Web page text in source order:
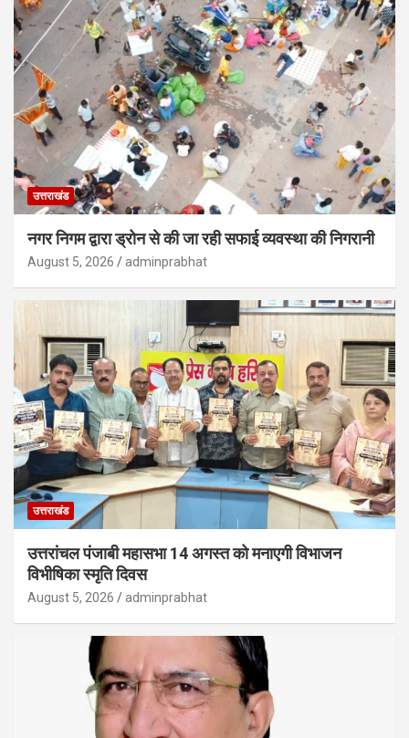
उत्तराखंड
नगर निगम द्वारा ड्रोन से की जा रही सफाई व्यवस्था की निगरानी
August 5, 2026 adminprabhat
उत्तराखंड
उत्तरांचल पंजाबी महासभा 14 अगस्त को मनाएगी विभाजन
विभीषिका स्मृति दिवस
August 5, 2026 adminprabhat